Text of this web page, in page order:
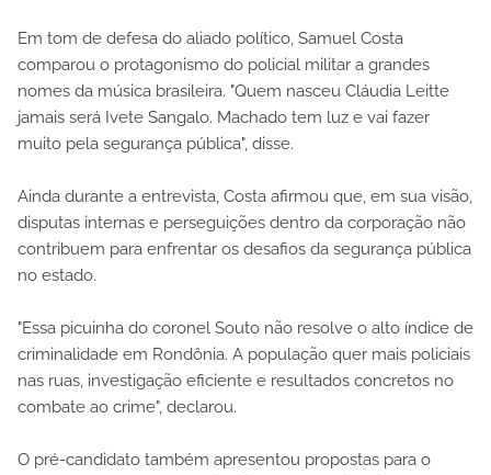
Em tom de defesa do aliado político, Samuel Costa
comparou o protagonismo do policial militar a grandes
nomes da música brasileira. "Quem nasceu Cláudia Leitte
jamais será Ivete Sangalo. Machado tem luz e vai fazer
muito pela segurança pública", disse.
Ainda durante a entrevista, Costa afirmou que, em sua visão,
disputas internas e perseguições dentro da corporação não
contribuem para enfrentar os desafios da segurança pública
no estado.
"Essa picuinha do coronel Souto não resolve o alto índice de
criminalidade em Rondônia. A população quer mais policiais
nas ruas, investigação eficiente e resultados concretos no
combate ao crime", declarou.
O pré-candidato também apresentou propostas para o